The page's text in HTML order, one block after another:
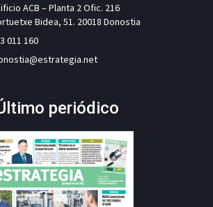
ACB – Planta 2 Ofic. 216
Bidea, 51. 20018 Donostia
011 160
periódico